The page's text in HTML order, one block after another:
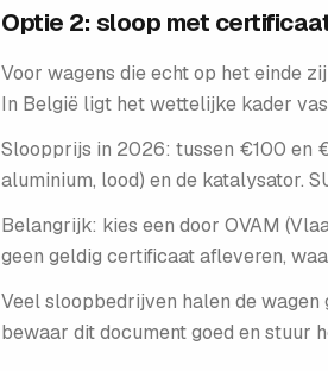
Optie 2: sloop met
Voor wagens die echt op het einde
In België ligt het wettelijke kader
Sloopprijs in 2026: tussen €100 en
aluminium, lood) en de katalysator.
Belangrijk: kies een door OVAM
geen geldig certificaat afleveren,
Veel sloopbedrijven halen de
bewaar dit document goed en stuur